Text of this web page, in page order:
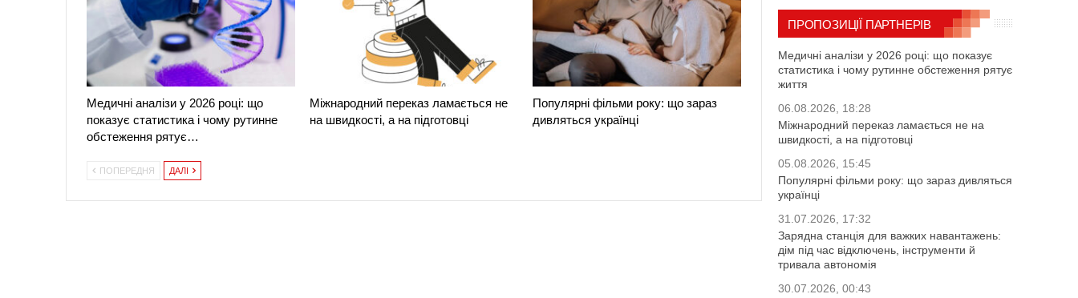
Медичні аналізи у 2026 році: що
показує статистика і чому рутинне
обстеження рятує…
Міжнародний переказ ламається не
на швидкості, а на підготовці
Популярні фільми року: що зараз
дивляться українці
ПОПЕРЕДНЯ ДАЛІ
ПРОПОЗИЦІЇ ПАРТНЕРІВ
Медичні аналізи у 2026 році: що показує
статистика і чому рутинне обстеження рятує
життя
06.08.2026, 18:28
Міжнародний переказ ламається не на
швидкості, а на підготовці
05.08.2026, 15:45
Популярні фільми року: що зараз дивляться
українці
31.07.2026, 17:32
Зарядна станція для важких навантажень:
дім під час відключень, інструменти й
тривала автономія
30.07.2026, 00:43